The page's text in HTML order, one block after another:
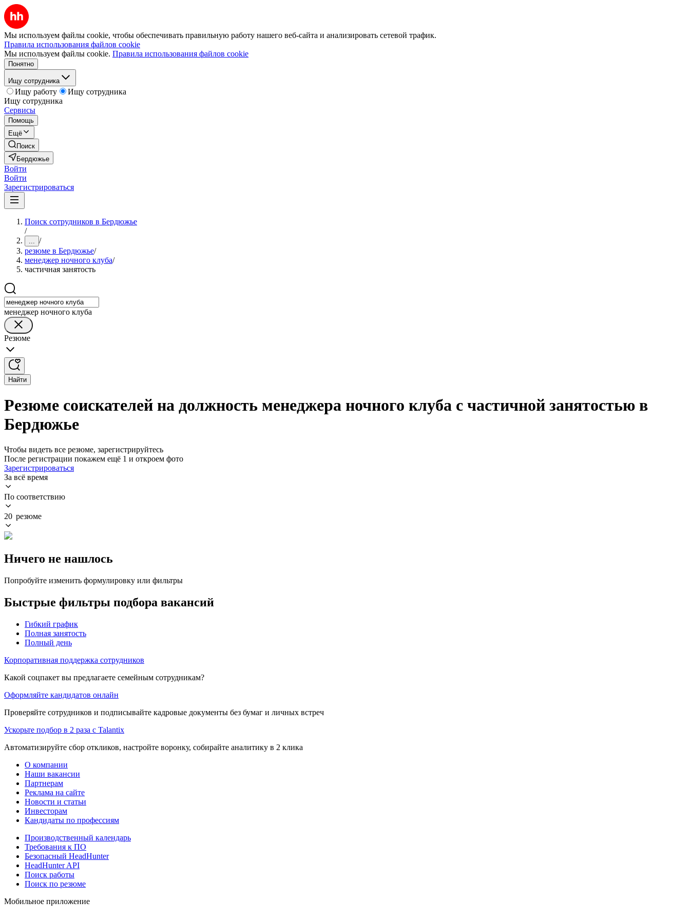
Мы используем файлы cookie, чтобы обеспечивать правильную работу нашего веб-сайта и анализировать сетевой трафик.
Правила использования файлов cookie
Мы используем файлы cookie. Правила использования файлов cookie
Понятно
Ищу сотрудника
Ищу работу
Ищу сотрудника
Ищу сотрудника
Сервисы
Помощь
Ещё
Поиск
Бердюжье
Войти
Войти
Зарегистрироваться
Поиск сотрудников в Бердюжье
/
... /
резюме в Бердюжье/
менеджер ночного клуба/
частичная занятость
менеджер ночного клуба
Резюме
Найти
Резюме соискателей на должность менеджера ночного клуба с частичной занятостью в
Бердюжье
Чтобы видеть все резюме, зарегистрируйтесь
После регистрации покажем ещё 1 и откроем фото
Зарегистрироваться
За всё время
По соответствию
20 резюме
Ничего не нашлось
Попробуйте изменить формулировку или фильтры
Быстрые фильтры подбора вакансий
Гибкий график
Полная занятость
Полный день
Корпоративная поддержка сотрудников
Какой соцпакет вы предлагаете семейным сотрудникам?
Оформляйте кандидатов онлайн
Проверяйте сотрудников и подписывайте кадровые документы без бумаг и личных встреч
Ускорьте подбор в 2 раза с Talantix
Автоматизируйте сбор откликов, настройте воронку, собирайте аналитику в 2 клика
О компании
Наши вакансии
Партнерам
Реклама на сайте
Новости и статьи
Инвесторам
Кандидаты по профессиям
Производственный календарь
Требования к ПО
Безопасный HeadHunter
HeadHunter API
Поиск работы
Поиск по резюме
Мобильное приложение